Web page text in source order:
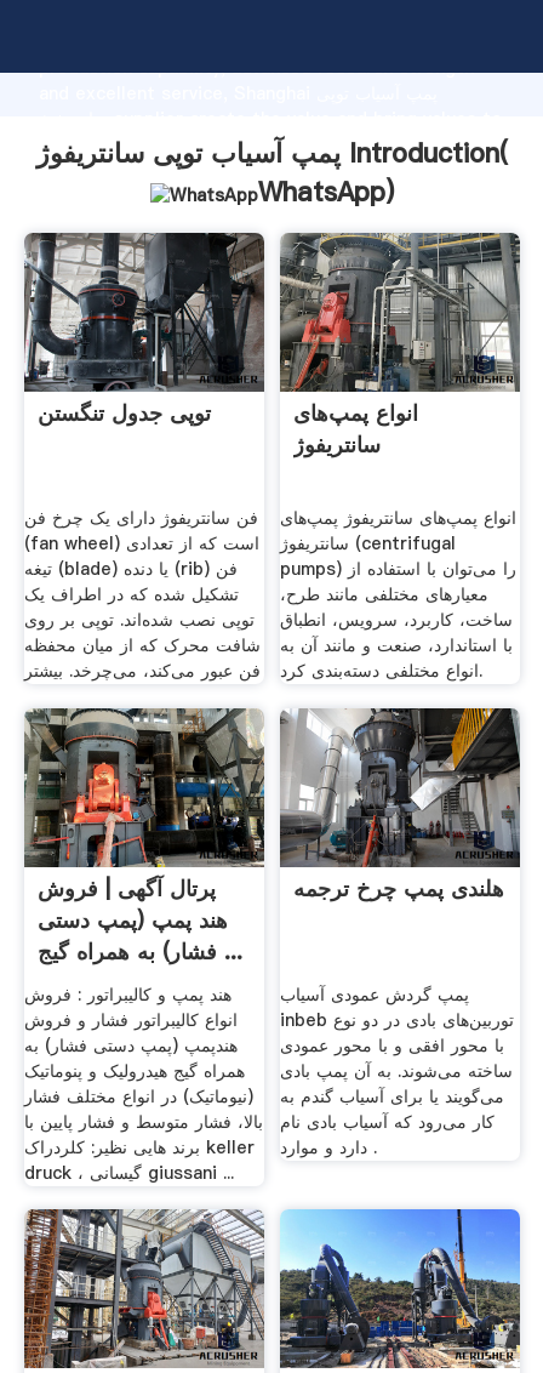
production capability, advanced research strength
all of customers.
پمپ آسیاب توپی سانتریفوژ Introduction(
WhatsApp)
توپی جدول تنگستن
فن سانتریفوژ دارای یک چرخ فن
(fan wheel) است که از تعدادی
تیغه (blade) یا دنده (rib) فن
تشکیل شده که در اطراف یک
توپی نصب شده‌اند. توپی بر روی
شافت محرک که از میان محفظه
فن عبور می‌کند، می‌چرخد. بیشتر
انواع پمپ‌های
سانتریفوژ
انواع پمپ‌های سانتریفوژ پمپ‌های
سانتریفوژ (centrifugal
pumps) را می‌توان با استفاده از
معیارهای مختلفی مانند طرح،
ساخت، کاربرد، سرویس، انطباق
با استاندارد، صنعت و مانند آن به
انواع مختلفی دسته‌بندی کرد.
پرتال آگهی | فروش
هند پمپ (پمپ دستی
فشار) به همراه گیج ...
هند پمپ و کالیبراتور : فروش
انواع کالیبراتور فشار و فروش
هندپمپ (پمپ دستی فشار) به
همراه گیج هیدرولیک و پنوماتیک
(نیوماتیک) در انواع مختلف فشار
بالا، فشار متوسط و فشار پایین با
برند هایی نظیر: کلردراک keller
druck ، گیسانی giussani ...
هلندی پمپ چرخ ترجمه
پمپ گردش عمودی آسیاب
inbeb توربین‌های بادی در دو نوع
با محور افقی و با محور عمودی
ساخته می‌شوند. به آن پمپ بادی
می‌گویند یا برای آسیاب گندم به
کار می‌رود که آسیاب بادی نام
دارد و موارد .